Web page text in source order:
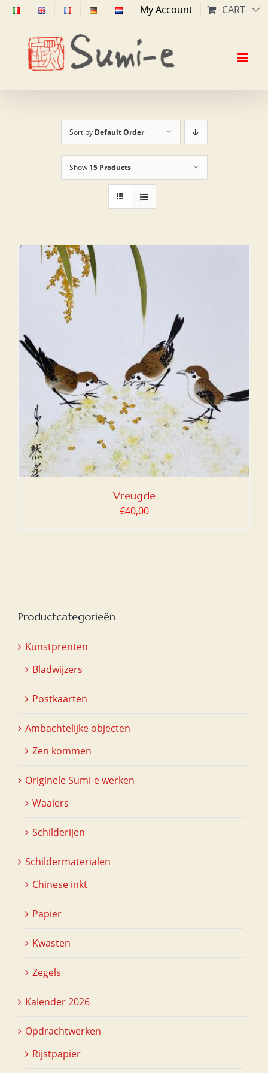
Skip
content
My Account CART
Sort by Default Order
Show 15 Products
Vreugde
€40,00
Productcategorieën
Kunstprenten
Bladwijzers
Postkaarten
Ambachtelijke objecten
Zen kommen
Originele Sumi-e werken
Waaiers
Schilderijen
Schildermaterialen
Chinese inkt
Papier
Kwasten
Zegels
Kalender 2026
Opdrachtwerken
Rijstpapier